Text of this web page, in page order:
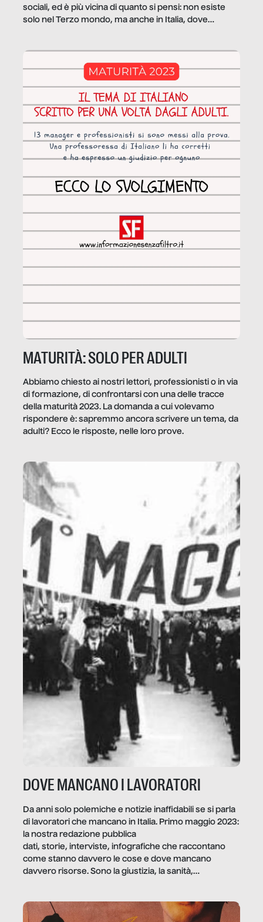
sociali, ed è più vicina di quanto si pensi: non esiste
solo nel Terzo mondo, ma anche in Italia, dove
MATURITÀ: SOLO PER ADULTI
Abbiamo chiesto ai nostri lettori, professionisti o in via
di formazione, di confrontarsi con una delle tracce
della maturità 2023. La domanda a cui volevamo
rispondere è: sapremmo ancora scrivere un tema, da
adulti? Ecco le risposte, nelle loro prove.
DOVE MANCANO I LAVORATORI
Da anni solo polemiche e notizie inaffidabili se si parla
di lavoratori che mancano in Italia. Primo maggio 2023:
la nostra redazione pubblica
dati, storie, interviste, infografiche che raccontano
come stanno davvero le cose e dove mancano
davvero risorse. Sono la giustizia, la sanità,